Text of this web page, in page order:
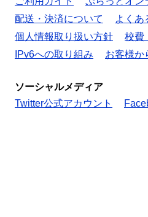
配送・決済について
よくあ
個人情報取り扱い方針
校費
IPv6への取り組み
お客様か
ソーシャルメディア
Twitter公式アカウント